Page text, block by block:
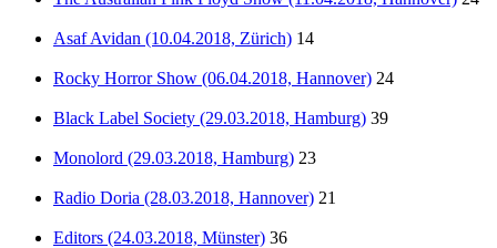
Asaf Avidan (10.04.2018, Zürich) 14
Rocky Horror Show (06.04.2018, Hannover) 24
Black Label Society (29.03.2018, Hamburg) 39
Monolord (29.03.2018, Hamburg) 23
Radio Doria (28.03.2018, Hannover) 21
Editors (24.03.2018, Münster) 36